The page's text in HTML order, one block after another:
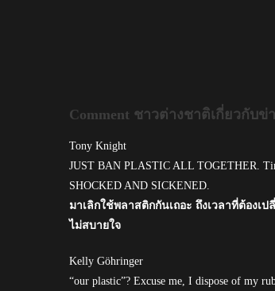
Comment ชาวต่างชาติเกี่ยวกับ
Tony Knight
JUST BAN PLASTIC ALL TOGETHER.
SHOCKED AND SICKENED.
มาเลิกใช้พลาสติกกันเถอะ ถึงเวลาที่ต้อง
ไม่สบายใจ
Kelly Göhringer
“our plastic”? Excuse me, I dispose of my